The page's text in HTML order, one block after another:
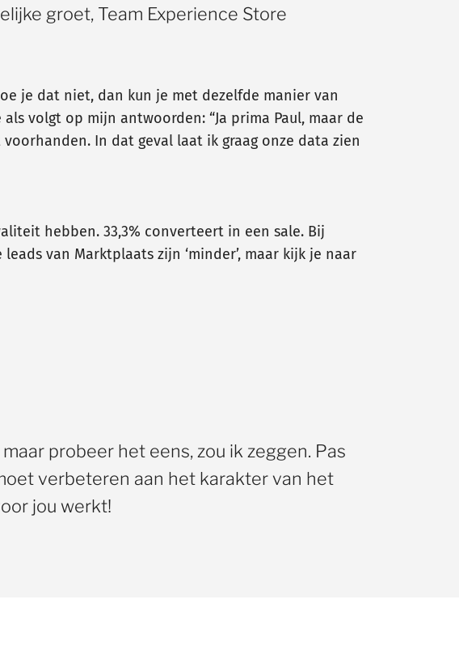
groet, Team Experience Store
je dat niet, dan kun je met dezelfde manier van
volgt op mijn antwoorden: “Ja prima Paul, maar de
In dat geval laat ik graag onze data zien
hebben. 33,3% converteert in een sale. Bij
van Marktplaats zijn ‘minder’, maar kijk je naar
probeer het eens, zou ik zeggen. Pas
verbeteren aan het karakter van het
jou werkt!